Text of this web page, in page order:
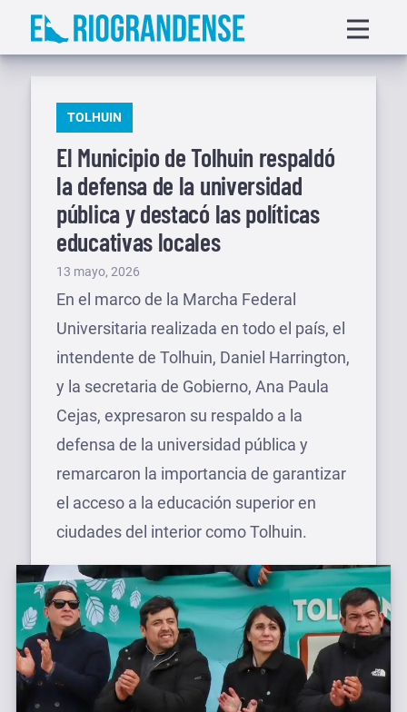
Saltar
menu
PUBLICADO
TOLHUIN
El Municipio de Tolhuin respaldó
la defensa de la universidad
pública y destacó las políticas
educativas locales
Publicado
el
13 mayo, 2026
En el marco de la Marcha Federal
Universitaria realizada en todo el país, el
intendente de Tolhuin, Daniel Harrington,
y la secretaria de Gobierno, Ana Paula
Cejas, expresaron su respaldo a la
defensa de la universidad pública y
remarcaron la importancia de garantizar
el acceso a la educación superior en
ciudades del interior como Tolhuin.